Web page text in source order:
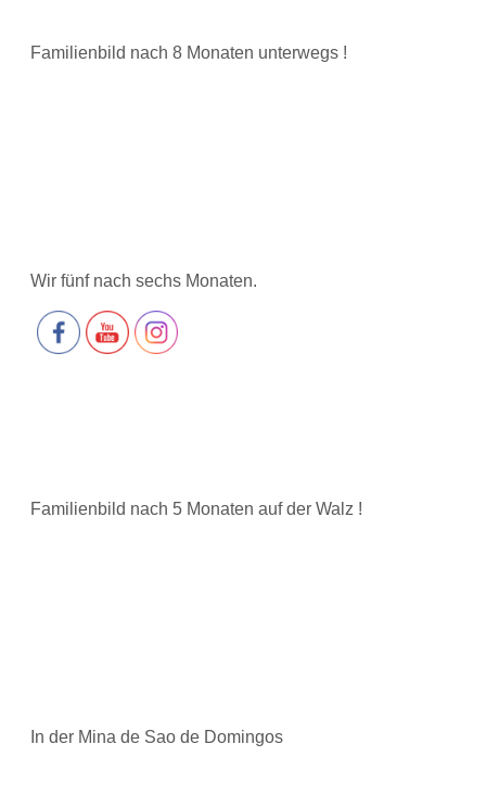
Familienbild nach 8 Monaten unterwegs !
Wir fünf nach sechs Monaten.
Familienbild nach 5 Monaten auf der Walz !
In der Mina de Sao de Domingos